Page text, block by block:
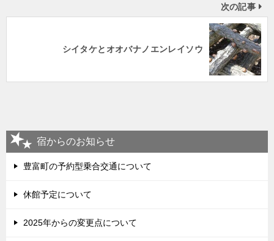
次の記事
シイタケとオオバナノエンレイソウ
宿からのお知らせ
豊富町の予約型乗合交通について
休館予定について
2025年からの変更点について